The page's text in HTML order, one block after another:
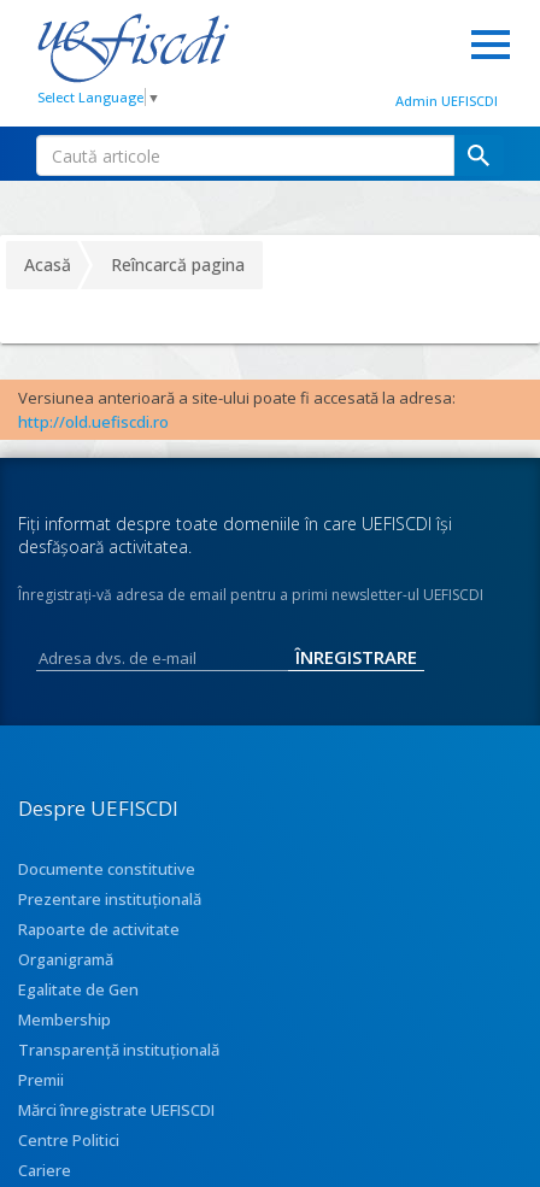
Select Language ▼ Admin UEFISCDI
Acasă Reîncarcă pagina
Versiunea anterioară a site-ului poate fi accesată la adresa:
http://old.uefiscdi.ro
Fiţi informat despre toate domeniile în care UEFISCDI îşi
desfăşoară activitatea.
Înregistraţi-vă adresa de email pentru a primi newsletter-ul UEFISCDI
Despre UEFISCDI
Documente constitutive
Prezentare instituţională
Rapoarte de activitate
Organigramă
Egalitate de Gen
Membership
Transparenţă instituţională
Premii
Mărci înregistrate UEFISCDI
Centre Politici
Cariere